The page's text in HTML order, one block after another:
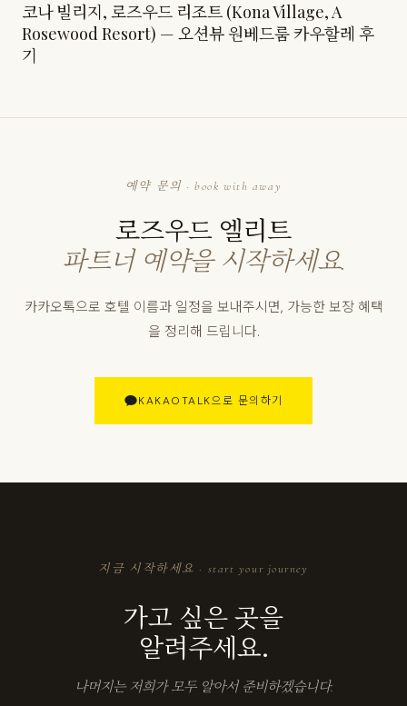
코나 빌리지, 로즈우드 리조트 (Kona Village, A
Rosewood Resort) — 오션뷰 원베드룸 카우할레 후
기
예약 문의 · book with away
로즈우드 엘리트
파트너 예약을 시작하세요.
카카오톡으로 호텔 이름과 일정을 보내주시면, 가능한 보장 혜택
을 정리해 드립니다.
KAKAOTALK으로 문의하기
지금 시작하세요 · start your journey
가고 싶은 곳을
알려주세요.
나머지는 저희가 모두 알아서 준비하겠습니다.